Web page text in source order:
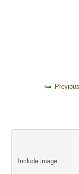
Previous
Include image :